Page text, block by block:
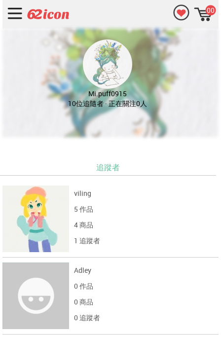
00
Mi.puff0915
10位追隨者 · 正在關注0人
追蹤者
viling
5 作品
4 商品
1 追蹤者
Adley
0 作品
0 商品
0 追蹤者